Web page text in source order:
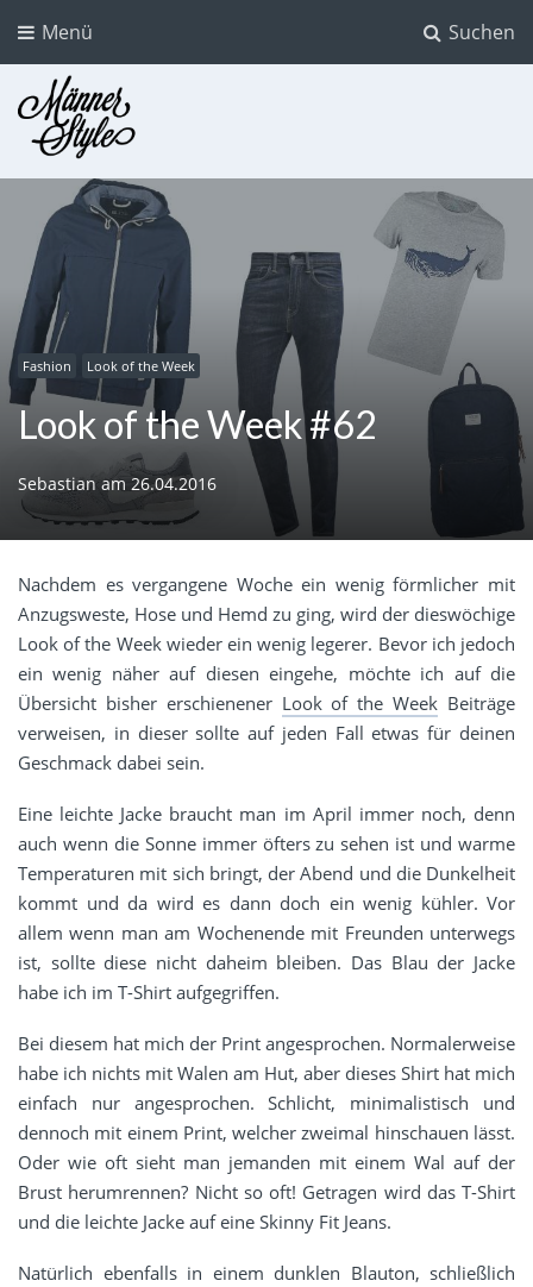
Suchen
Menü
Männer Style
Der Mode Blog für Männer
Fashion Look of the Week
Look of the Week #62
Sebastianam 26.04.2016
Nachdem es vergangene Woche ein wenig förmlicher mit
Anzugsweste, Hose und Hemd zu ging, wird der dieswöchige
Look of the Week wieder ein wenig legerer. Bevor ich jedoch
ein wenig näher auf diesen eingehe, möchte ich auf die
Übersicht bisher erschienener Look of the Week Beiträge
verweisen, in dieser sollte auf jeden Fall etwas für deinen
Geschmack dabei sein.
Eine leichte Jacke braucht man im April immer noch, denn
auch wenn die Sonne immer öfters zu sehen ist und warme
Temperaturen mit sich bringt, der Abend und die Dunkelheit
kommt und da wird es dann doch ein wenig kühler. Vor
allem wenn man am Wochenende mit Freunden unterwegs
ist, sollte diese nicht daheim bleiben. Das Blau der Jacke
habe ich im T-Shirt aufgegriffen.
Bei diesem hat mich der Print angesprochen. Normalerweise
habe ich nichts mit Walen am Hut, aber dieses Shirt hat mich
einfach nur angesprochen. Schlicht, minimalistisch und
dennoch mit einem Print, welcher zweimal hinschauen lässt.
Oder wie oft sieht man jemanden mit einem Wal auf der
Brust herumrennen? Nicht so oft! Getragen wird das T-Shirt
und die leichte Jacke auf eine Skinny Fit Jeans.
Natürlich ebenfalls in einem dunklen Blauton, schließlich